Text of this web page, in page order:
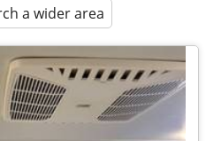
a wider area